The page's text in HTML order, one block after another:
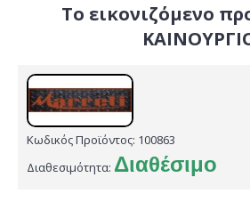
Το εικονιζόμενο
Κωδικός Προϊόντος: 100863
Διαθεσιμότητα: Διαθέσιμο